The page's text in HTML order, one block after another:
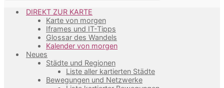
DIREKT ZUR KARTE
Karte von morgen
Iframes und IT-Tipps
Glossar des Wandels
Kalender von morgen
Neues
Städte und Regionen
Liste aller kartierten Städte
Bewegungen und Netzwerke